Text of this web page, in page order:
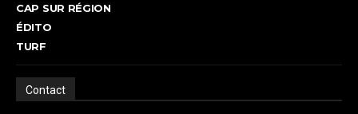
CAP SUR RÉGION
ÉDITO
TURF
Contact